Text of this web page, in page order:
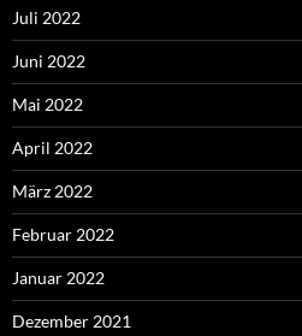
Juli 2022
Juni 2022
Mai 2022
April 2022
März 2022
Februar 2022
Januar 2022
Dezember 2021